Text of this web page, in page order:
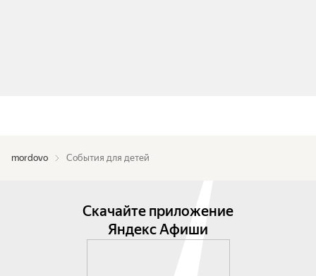
mordovo События для детей
Скачайте приложение
Яндекс Афиши